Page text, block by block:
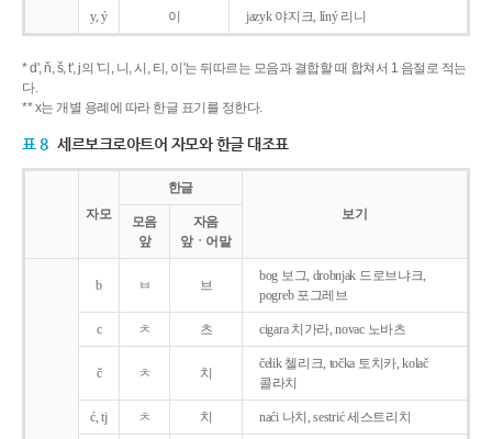
y, ý 이 jazyk야지크, líný 리니
* d', ň, š, t', j의 '디, 니, 시, 티, 이'는 뒤따르는 모음과 결합할 때 합쳐서 1 음절로 적는
다.
** x는 개별 용례에 따라 한글 표기를 정한다.
표 8 세르보크로아트어 자모와 한글 대조표
자모
한글
보기
모음
앞
자음
앞ㆍ어말
b ㅂ 브
bog 보그, drobnjak 드로브냐크,
pogreb 포그레브
c ㅊ 츠 cigara 치가라, novac 노바츠
č ㅊ 치
čelik 첼리크, točka 토치카, kolač
콜라치
ć, tj ㅊ 치 naći 나치, sestrić 세스트리치